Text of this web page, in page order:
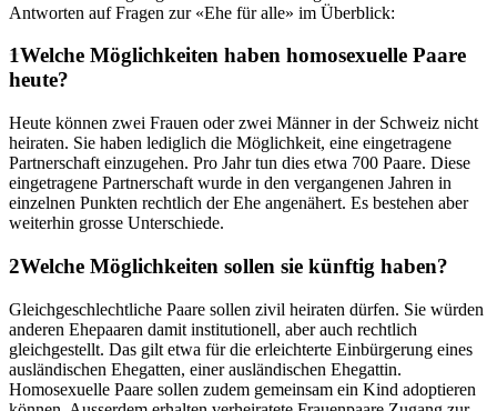
Antworten auf Fragen zur «Ehe für alle» im Überblick:
Welche Möglichkeiten haben homosexuelle Paare
heute?
Heute können zwei Frauen oder zwei Männer in der Schweiz nicht
heiraten. Sie haben lediglich die Möglichkeit, eine eingetragene
Partnerschaft einzugehen. Pro Jahr tun dies etwa 700 Paare. Diese
eingetragene Partnerschaft wurde in den vergangenen Jahren in
einzelnen Punkten rechtlich der Ehe angenähert. Es bestehen aber
weiterhin grosse Unterschiede.
Welche Möglichkeiten sollen sie künftig haben?
Gleichgeschlechtliche Paare sollen zivil heiraten dürfen. Sie würden
anderen Ehepaaren damit institutionell, aber auch rechtlich
gleichgestellt. Das gilt etwa für die erleichterte Einbürgerung eines
ausländischen Ehegatten, einer ausländischen Ehegattin.
Homosexuelle Paare sollen zudem gemeinsam ein Kind adoptieren